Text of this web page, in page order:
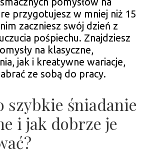
przygotujesz w mniej niż 15
zaczniesz swój dzień z
pośpiechu. Znajdziesz
na klasyczne,
jak i kreatywne wariacje,
ze sobą do pracy.
szybkie śniadanie
i jak dobrze je